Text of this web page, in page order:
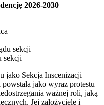
2026-2030
sekcji
sekcji
jako Sekcja Inscenizacji
jako wyraz protestu
ważnej roli, jaką
Jej założyciele i